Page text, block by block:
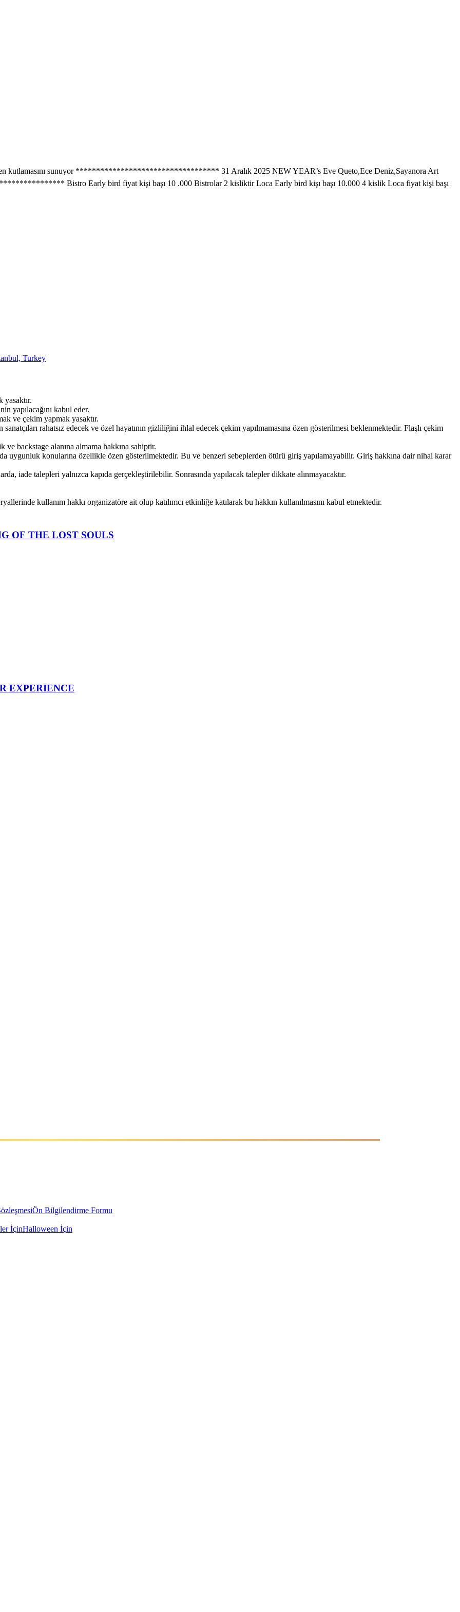
kutlamasını sunuyor *********************************** 31 Aralık 2025 NEW YEAR’s Eve Queto,Ece Deniz,Sayanora Art
Bistro Early bird fiyat kişi başı 10 .000 Bistrolar 2 kisliktir Loca Early bird kişı başı 10.000 4 kislik Loca fiyat kişi başı
Turkey
yasaktır.
yapılacağını kabul eder.
ve çekim yapmak yasaktır.
rahatsız edecek ve özel hayatının gizliliğini ihlal edecek çekim yapılmamasına özen gösterilmesi beklenmektedir. Flaşlı çekim
backstage alanına almama hakkına sahiptir.
uygunluk konularına özellikle özen gösterilmektedir. Bu ve benzeri sebeplerden ötürü giriş yapılamayabilir. Giriş hakkına dair nihai karar
iade talepleri yalnızca kapıda gerçekleştirilebilir. Sonrasında yapılacak talepler dikkate alınmayacaktır.
kullanım hakkı organizatöre ait olup katılımcı etkinliğe katılarak bu hakkın kullanılmasını kabul etmektedir.
OF THE LOST SOULS
EXPERIENCE
Ön Bilgilendirme Formu
İçinHalloween İçin